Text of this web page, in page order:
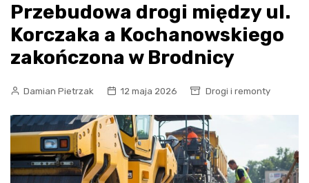
Przebudowa drogi między ul.
Korczaka a Kochanowskiego
zakończona w Brodnicy
Damian Pietrzak 12 maja 2026 Drogi i remonty